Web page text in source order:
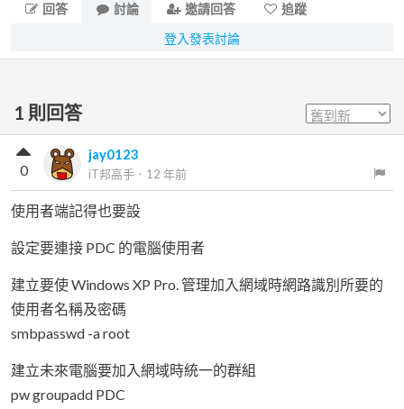
回答
討論 邀請回答
追蹤
登入發表討論
1 則回答
jay0123
iT邦高手 ． 12 年前
0
使用者端記得也要設
設定要連接 PDC 的電腦使用者
建立要使 Windows XP Pro. 管理加入網域時網路識別所要的
使用者名稱及密碼
smbpasswd -a root
建立未來電腦要加入網域時統一的群組
pw groupadd PDC